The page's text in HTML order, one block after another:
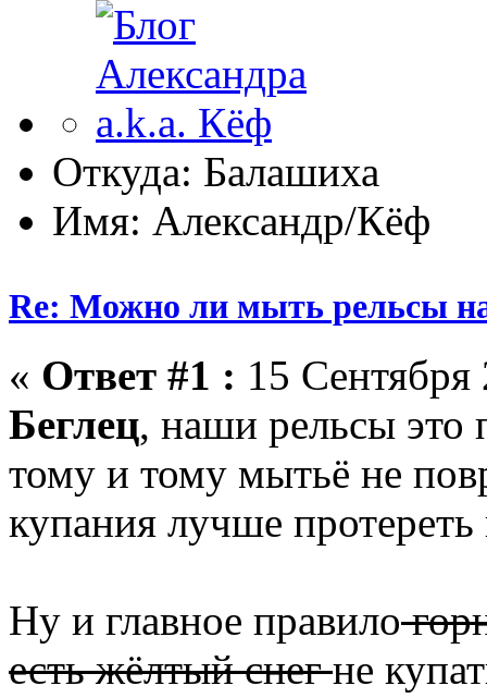
Откуда: Балашиха
Имя: Александр/Кёф
Re: Можно ли мыть рельсы
« Ответ #1 : 15
Беглец, наши рельсы это
тому и тому мытьё не
купания лучше
Ну и главное правило
есть жёлтый снегне